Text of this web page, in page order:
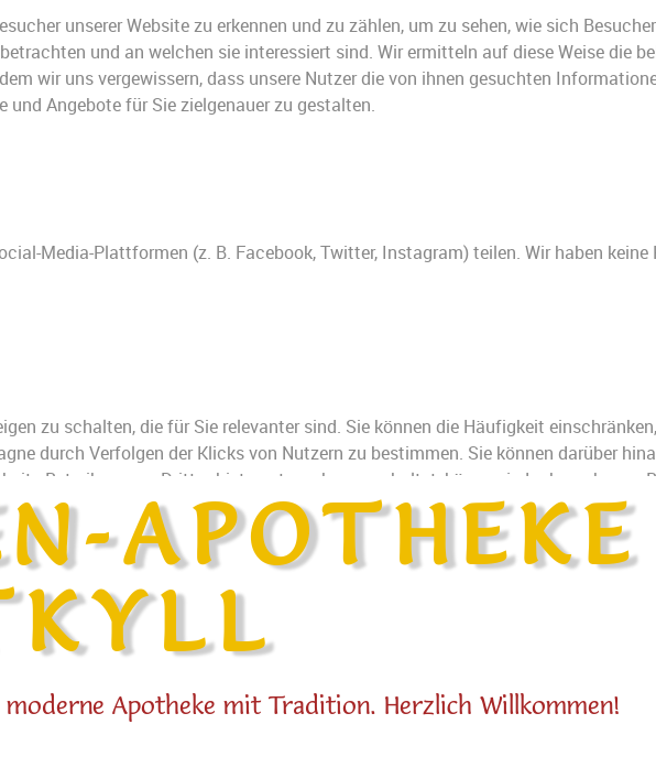
unserer Website zu erkennen und zu zählen, um zu sehen, wie sich
und an welchen sie interessiert sind. Wir ermitteln auf diese Weise die
wir uns vergewissern, dass unsere Nutzer die von ihnen gesuchten
und Angebote für Sie zielgenauer zu gestalten.
Media-Plattformen (z. B. Facebook, Twitter, Instagram) teilen. Wir haben
zu schalten, die für Sie relevanter sind. Sie können die Häufigkeit
durch Verfolgen der Klicks von Nutzern zu bestimmen. Sie können darüber
Betreibers von Drittanbieternetzwerken geschaltet, können jedoch auch vom
haben, und diese Informationen können mit anderen Organisationen,
Daten niemals mit Ihrem Profil verknüpft sind.
APOTHEKE
moderne Apotheke mit Tradition. Herzlich Willkommen!